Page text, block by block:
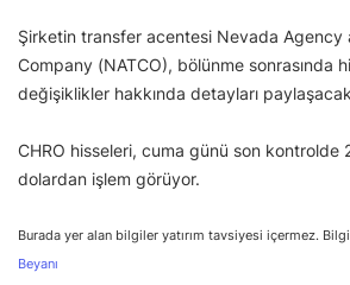
Şirketin transfer acentesi Nevada Agency
Company (NATCO), bölünme sonrasında
değişiklikler hakkında detayları
CHRO hisseleri, cuma günü son kontrolde
dolardan işlem görüyor.
Burada yer alan bilgiler yatırım tavsiyesi içermez.
Beyanı